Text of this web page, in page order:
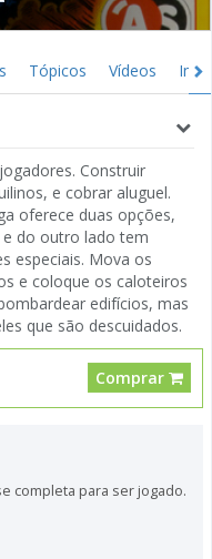
Tópicos Vídeos
Construir
e cobrar aluguel.
oferece duas opções,
do outro lado tem
especiais. Mova os
e coloque os caloteiros
edifícios, mas
que são descuidados.
Comprar
completa para ser jogado.